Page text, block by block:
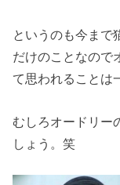
というのも今まで
だけのことなので
て思われることは
むしろオードリー
しょう。笑